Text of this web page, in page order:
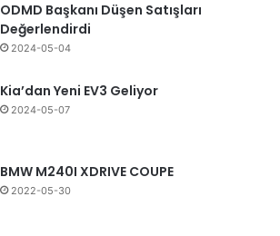
ODMD Başkanı Düşen Satışları
Değerlendirdi
2024-05-04
Kia’dan Yeni EV3 Geliyor
2024-05-07
BMW M240I XDRIVE COUPE
2022-05-30